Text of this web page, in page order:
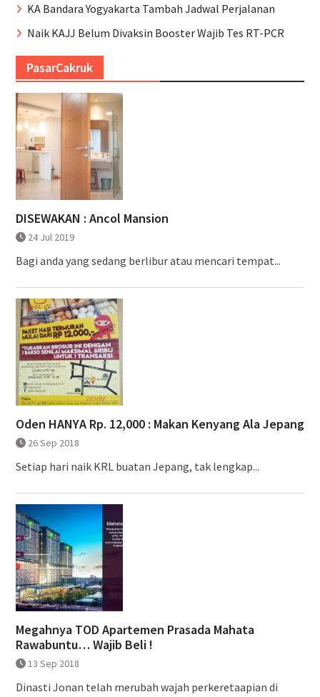
KA Bandara Yogyakarta Tambah Jadwal Perjalanan
Naik KAJJ Belum Divaksin Booster Wajib Tes RT-PCR
PasarCakruk
DISEWAKAN : Ancol Mansion
24 Jul 2019
Bagi anda yang sedang berlibur atau mencari tempat...
Oden HANYA Rp. 12,000 : Makan Kenyang Ala Jepang
26 Sep 2018
Setiap hari naik KRL buatan Jepang, tak lengkap...
Megahnya TOD Apartemen Prasada Mahata
Rawabuntu… Wajib Beli !
13 Sep 2018
Dinasti Jonan telah merubah wajah perkeretaapian di